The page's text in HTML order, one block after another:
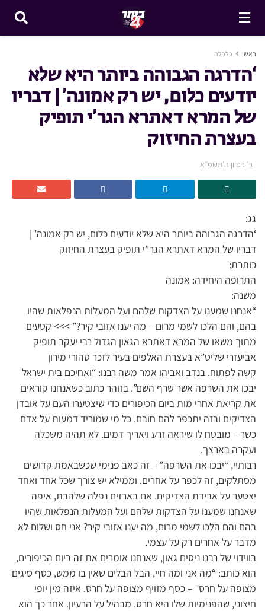
ראשי כלכלה
‘הדרגה הגבוהה ביותר היא שלא
יודעים כלום, יש רק אמונה’ | דבריו
של המרא דאתרא הגר’י תופיק
בעצרת החיזוק
ב׳ בסיון ה׳תשפ״א
גג:
‘הדרגה הגבוהה ביותר היא שלא יודעים כלום, יש רק אמונה’ |
דבריו של המרא דאתרא הגר”י תופיק בעצרת החיזוק
כותרת:
התרופה היחידה: אמונה
משנה:
“אנחנו שמענו על הצדקות שלהם ועל המעלות הנפלאות שהיו
בהם, והם הלכו לשמי מרום – מה יענו אזובי קיר?” >>> קטעים
מתוך משאו של המרא דאתרא הגאון הגדול רבי יעקב תופיק
אביעזרי שליט”א בעצרת האלפים בעיר לזכר טהורי מירון
קשה לפתוח. בנדב ואביהו אמר משה רבנו: “ואחיכם בית ישראל
יבכו את השרפה אשר שרף השם”. בזוהר כתוב כשאנחנו קוראים
את קריאת אחרי מות ביום הכיפורים כדי שיצטערו העם על אובדן
הצדיקים ובזה יתכפר להם חובם. כל מי שמוריד דמעות על אדם
כשר – מובטח לו שיראה זרע ויאריך דמים. לא תהיה משכלה
ועקרה בארצך.
רבותיי, “יבכו את השרפה” – זה כאב פנימי שכשבאמת קדושים
מסתלקים, זה לכפר על אחרים. וממילא יש צורך שכל אחד ואחד
יצטער על אבידת הצדיקים. אם בארזים נפלה שלהבת, איפה
שאנחנו שמענו על הצדקות שלהם ועל המעלות הנפלאות שהיו
בהם והם הלכו לשמי מרום, מה יענו אזובי קיר? אני חס ושלום לא
מדבר על אחרים רק על עצמי.
בווידוי של רבנו ניסים גאון, שאנחנו אומרים את זה ביום הכיפורים,
הוא כותב: “מה אני ומה חיי, הבל הבלים שאין בו ממש, כסף סיגים
מצופה על חרס” – כסף מזויף מצופה על חרס. איזה מין יופי
חיצוני, שהפנימיות שלו היא חרס. מבהיל על הרעיון. אחר כך הוא